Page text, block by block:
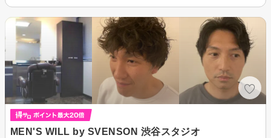
MEN'S WILL by SVENSON 渋谷スタジオ